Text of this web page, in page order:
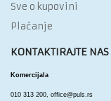
Sve o kupovini
Plaćanje
KONTAKTIRAJTE NAS
Komercijala
010 313 200, office@puls.rs